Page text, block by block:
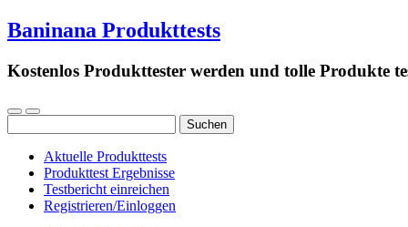
Baninana Produkttests
Kostenlos Produkttester werden und tolle Produkte
nach:
Aktuelle Produkttests
Produkttest Ergebnisse
Testbericht einreichen
Registrieren/Einloggen